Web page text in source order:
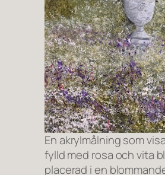
En akrylmålning som
fylld med rosa och vita
placerad i en